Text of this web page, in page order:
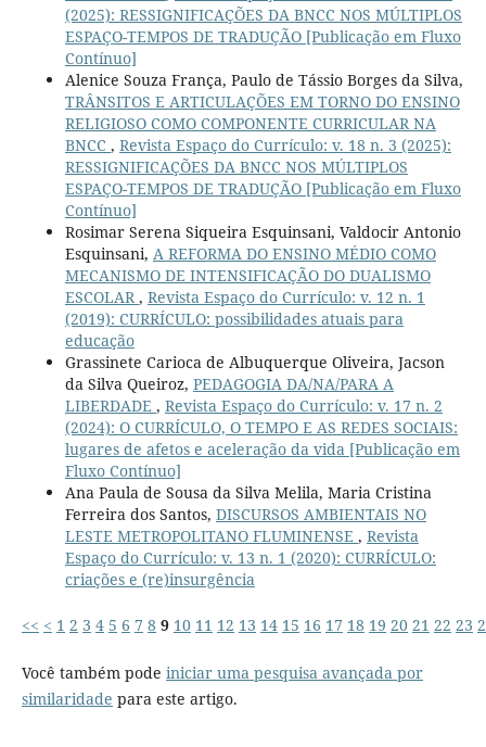
(2025): RESSIGNIFICAÇÕES DA BNCC NOS MÚLTIPLOS
ESPAÇO-TEMPOS DE TRADUÇÃO [Publicação em Fluxo
Contínuo]
Alenice Souza França, Paulo de Tássio Borges da Silva,
TRÂNSITOS E ARTICULAÇÕES EM TORNO DO ENSINO
RELIGIOSO COMO COMPONENTE CURRICULAR NA
BNCC , Revista Espaço do Currículo: v. 18 n. 3 (2025):
RESSIGNIFICAÇÕES DA BNCC NOS MÚLTIPLOS
ESPAÇO-TEMPOS DE TRADUÇÃO [Publicação em Fluxo
Contínuo]
Rosimar Serena Siqueira Esquinsani, Valdocir Antonio
Esquinsani, A REFORMA DO ENSINO MÉDIO COMO
MECANISMO DE INTENSIFICAÇÃO DO DUALISMO
ESCOLAR , Revista Espaço do Currículo: v. 12 n. 1
(2019): CURRÍCULO: possibilidades atuais para
educação
Grassinete Carioca de Albuquerque Oliveira, Jacson
da Silva Queiroz, PEDAGOGIA DA/NA/PARA A
LIBERDADE , Revista Espaço do Currículo: v. 17 n. 2
(2024): O CURRÍCULO, O TEMPO E AS REDES SOCIAIS:
lugares de afetos e aceleração da vida [Publicação em
Fluxo Contínuo]
Ana Paula de Sousa da Silva Melila, Maria Cristina
Ferreira dos Santos, DISCURSOS AMBIENTAIS NO
LESTE METROPOLITANO FLUMINENSE , Revista
Espaço do Currículo: v. 13 n. 1 (2020): CURRÍCULO:
criações e (re)insurgência
<< < 1 2 3 4 5 6 7 8 9 10 11 12 13 14 15 16 17 18 19 20 21 22 23
Você também pode iniciar uma pesquisa avançada por
similaridade para este artigo.